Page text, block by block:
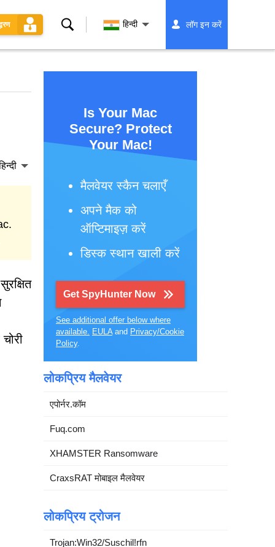
खोज हिन्दी लॉग इन करें
Is Your Mac
Secure? Protect
Your Mac!
मैलवेयर स्कैन चलाएँ
अपने मैक को
ऑप्टिमाइज़ करें
डिस्क स्थान खाली करें
Get SpyHunter Now
See additional offer below where
available. EULAand Privacy/Cookie
Policy.
लोकप्रिय मैलवेयर
एपोर्नर.कॉम
Fuq.com
XHAMSTER Ransomware
CraxsRAT मोबाइल मैलवेयर
लोकप्रिय ट्रोजन
Trojan:Win32/Suschil!rfn